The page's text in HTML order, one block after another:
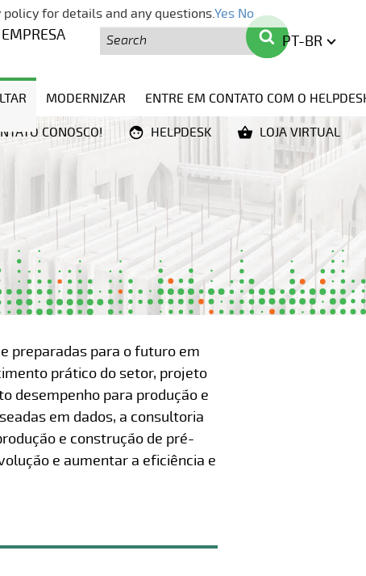
Pesquisa
EMPRESA
MODERNIZAR ENTRE EM CONTATO COM O
Pesquisa
PT-BR
CONOSCO! HELPDESK LOJA VIRTUAL
preparadas para o futuro em
prático do setor, projeto
desempenho para produção e
em dados, a consultoria
e construção de pré-
e aumentar a eficiência e
for details and any questions.Yes No